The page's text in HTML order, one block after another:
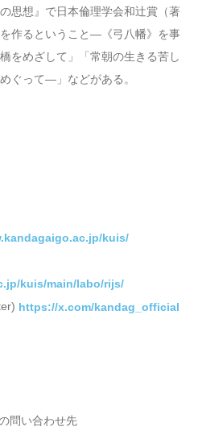
思想』で日本倫理学会和辻賞（著
作るということ―《弓八幡》を事
をめざして」「常朝の生きる苦し
ぐって―」などがある。
kuis/
kuis/main/labo/rijs/
https://x.com/kandag_official
問い合わせ先